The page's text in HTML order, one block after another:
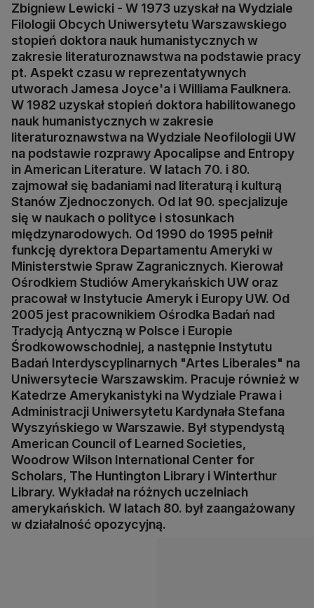
Zbigniew Lewicki - W 1973 uzyskał na Wydziale
Filologii Obcych Uniwersytetu Warszawskiego
stopień doktora nauk humanistycznych w
zakresie literaturoznawstwa na podstawie pracy
pt. Aspekt czasu w reprezentatywnych
utworach Jamesa Joyce'a i Williama Faulknera.
W 1982 uzyskał stopień doktora habilitowanego
nauk humanistycznych w zakresie
literaturoznawstwa na Wydziale Neofilologii UW
na podstawie rozprawy Apocalipse and Entropy
in American Literature. W latach 70. i 80.
zajmował się badaniami nad literaturą i kulturą
Stanów Zjednoczonych. Od lat 90. specjalizuje
się w naukach o polityce i stosunkach
międzynarodowych. Od 1990 do 1995 pełnił
funkcję dyrektora Departamentu Ameryki w
Ministerstwie Spraw Zagranicznych. Kierował
Ośrodkiem Studiów Amerykańskich UW oraz
pracował w Instytucie Ameryk i Europy UW. Od
2005 jest pracownikiem Ośrodka Badań nad
Tradycją Antyczną w Polsce i Europie
Środkowowschodniej, a następnie Instytutu
Badań Interdyscyplinarnych "Artes Liberales" na
Uniwersytecie Warszawskim. Pracuje również w
Katedrze Amerykanistyki na Wydziale Prawa i
Administracji Uniwersytetu Kardynała Stefana
Wyszyńskiego w Warszawie. Był stypendystą
American Council of Learned Societies,
Woodrow Wilson International Center for
Scholars, The Huntington Library i Winterthur
Library. Wykładał na różnych uczelniach
amerykańskich. W latach 80. był zaangażowany
w działalność opozycyjną.